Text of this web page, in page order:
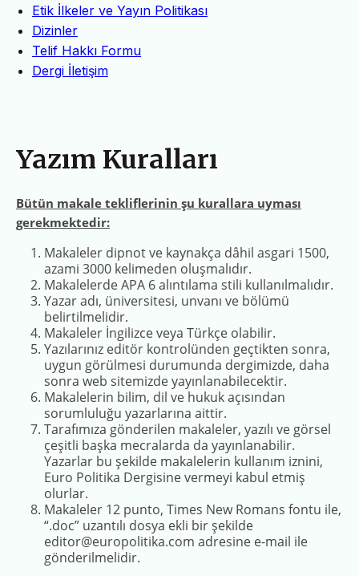
Etik İlkeler ve Yayın Politikası
Dizinler
Telif Hakkı Formu
Dergi İletişim
Yazım Kuralları
Bütün makale tekliflerinin şu kurallara uyması
gerekmektedir:
Makaleler dipnot ve kaynakça dâhil asgari 1500,
azami 3000 kelimeden oluşmalıdır.
Makalelerde APA 6 alıntılama stili kullanılmalıdır.
Yazar adı, üniversitesi, unvanı ve bölümü
belirtilmelidir.
Makaleler İngilizce veya Türkçe olabilir.
Yazılarınız editör kontrolünden geçtikten sonra,
uygun görülmesi durumunda dergimizde, daha
sonra web sitemizde yayınlanabilecektir.
Makalelerin bilim, dil ve hukuk açısından
sorumluluğu yazarlarına aittir.
Tarafımıza gönderilen makaleler, yazılı ve görsel
çeşitli başka mecralarda da yayınlanabilir.
Yazarlar bu şekilde makalelerin kullanım iznini,
Euro Politika Dergisine vermeyi kabul etmiş
olurlar.
Makaleler 12 punto, Times New Romans fontu ile,
“.doc” uzantılı dosya ekli bir şekilde
editor@europolitika.com adresine e-mail ile
gönderilmelidir.